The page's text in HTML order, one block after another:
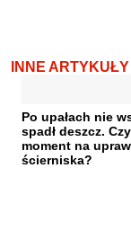
INNE
Po upałach nie
spadł deszcz.
moment na
ścierniska?